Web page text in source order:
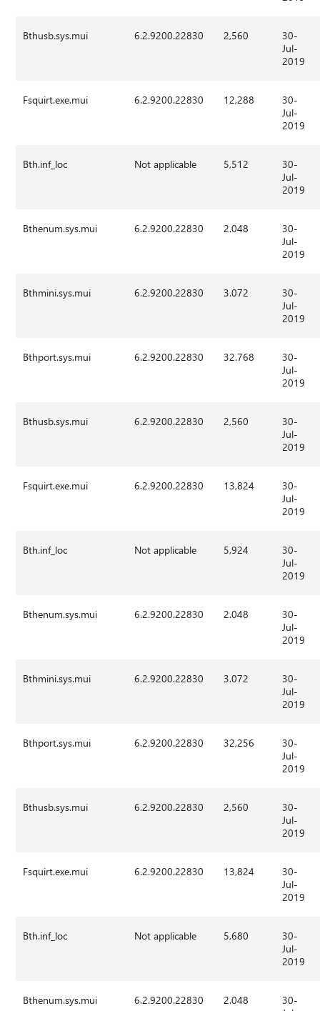
Bthusb.sys.mui 6.2.9200.22830 2,560
30-
Jul-
2019
Fsquirt.exe.mui 6.2.9200.22830 12,288
30-
Jul-
2019
Bth.inf_loc Not applicable 5,512
30-
Jul-
2019
Bthenum.sys.mui 6.2.9200.22830 2.048
30-
Jul-
2019
Bthmini.sys.mui 6.2.9200.22830 3.072
30-
Jul-
2019
Bthport.sys.mui 6.2.9200.22830 32.768
30-
Jul-
2019
Bthusb.sys.mui 6.2.9200.22830 2,560
30-
Jul-
2019
Fsquirt.exe.mui 6.2.9200.22830 13,824
30-
Jul-
2019
Bth.inf_loc Not applicable 5,924
30-
Jul-
2019
Bthenum.sys.mui 6.2.9200.22830 2.048
30-
Jul-
2019
Bthmini.sys.mui 6.2.9200.22830 3.072
30-
Jul-
2019
Bthport.sys.mui 6.2.9200.22830 32,256
30-
Jul-
2019
Bthusb.sys.mui 6.2.9200.22830 2,560
30-
Jul-
2019
Fsquirt.exe.mui 6.2.9200.22830 13,824
30-
Jul-
2019
Bth.inf_loc Not applicable 5,680
30-
Jul-
2019
Bthenum.sys.mui 6.2.9200.22830 2.048
30-